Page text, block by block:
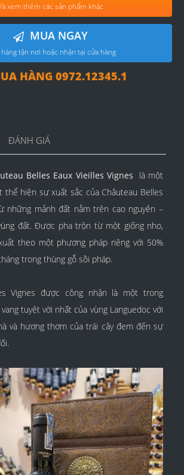
xem thêm các sản phẩm khác
MUA NGAY
tận nơi hoặc nhận tại cửa hàng
HÀNG 0972.12345.1
ĐÁNH GIÁ
Belles Eaux Vieilles Vignes là một
thể hiện sự xuất sắc của Châuteau Belles
những mảnh đất nằm trên cao nguyên –
đất. Được pha trộn từ một giống nho,
theo một phương pháp riêng với 50%
trong thùng gỗ sồi pháp.
Vignes được công nhận là một trong
tuyệt vời nhất của vùng Languedoc với
và hương thơm của trái cây đem đến sự